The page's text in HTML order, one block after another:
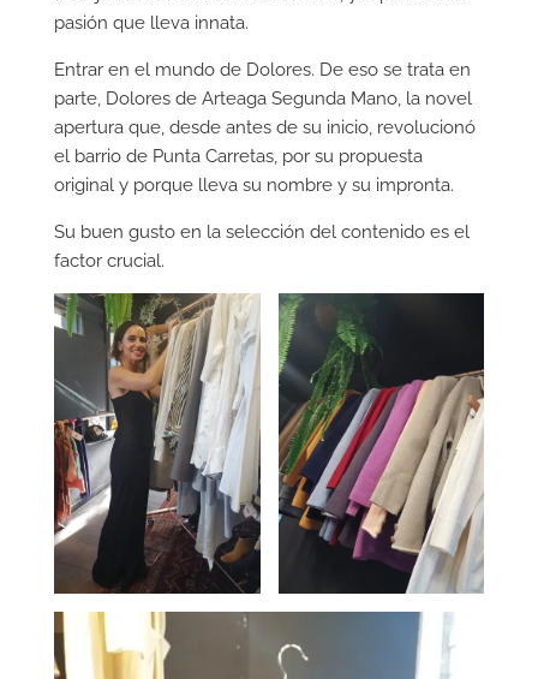
pasión que lleva innata.
Entrar en el mundo de Dolores. De eso se trata en
parte, Dolores de Arteaga Segunda Mano, la novel
apertura que, desde antes de su inicio, revolucionó
el barrio de Punta Carretas, por su propuesta
original y porque lleva su nombre y su impronta.
Su buen gusto en la selección del contenido es el
factor crucial.